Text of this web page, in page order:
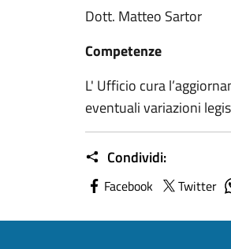
Dott. Matteo Sartor
Competenze
L' Ufficio cura
eventuali variazioni
Condividi:
Facebook Twitter